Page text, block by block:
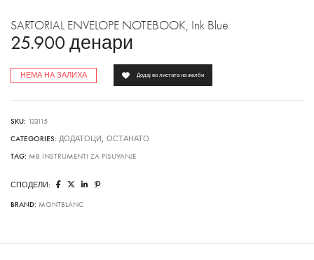
SARTORIAL ENVELOPE NOTEBOOK, Ink Blue
25.900 денари
НЕМА НА ЗАЛИХА Додај во листата на желби
SKU: 133115
CATEGORIES: ДОДАТОЦИ, ОСТАНАТО
TAG: MB INSTRUMENTI ZA PISUVANJE
СПОДЕЛИ:
BRAND: MONTBLANC